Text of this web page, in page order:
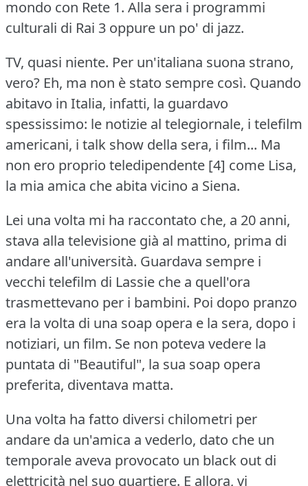
mondo con Rete 1. Alla sera i programmi
culturali di Rai 3 oppure un po' di jazz.
TV, quasi niente. Per un'italiana suona strano,
vero? Eh, ma non è stato sempre così. Quando
abitavo in Italia, infatti, la guardavo
spessissimo: le notizie al telegiornale, i telefilm
americani, i talk show della sera, i film... Ma
non ero proprio teledipendente [4] come Lisa,
la mia amica che abita vicino a Siena.
Lei una volta mi ha raccontato che, a 20 anni,
stava alla televisione già al mattino, prima di
andare all'università. Guardava sempre i
vecchi telefilm di Lassie che a quell'ora
trasmettevano per i bambini. Poi dopo pranzo
era la volta di una soap opera e la sera, dopo i
notiziari, un film. Se non poteva vedere la
puntata di "Beautiful", la sua soap opera
preferita, diventava matta.
Una volta ha fatto diversi chilometri per
andare da un'amica a vederlo, dato che un
temporale aveva provocato un black out di
elettricità nel suo quartiere. E allora, vi